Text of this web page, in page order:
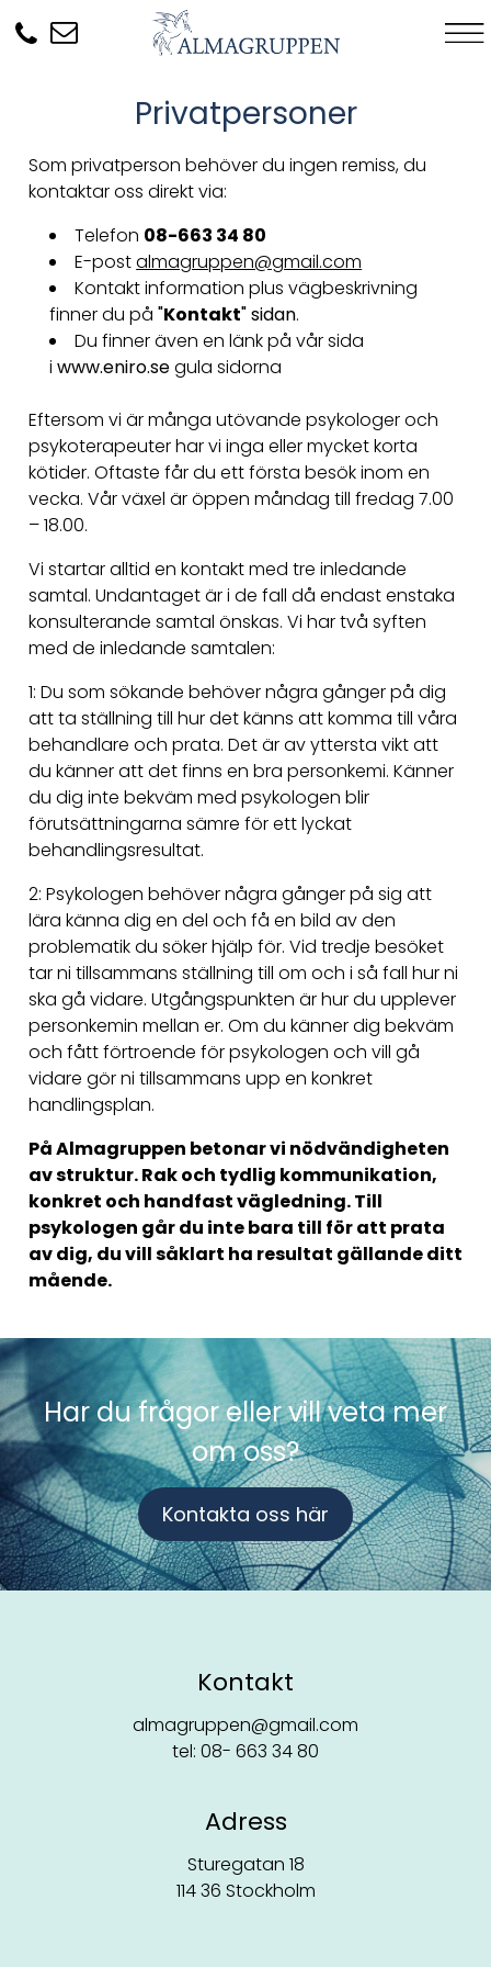
Privatpersoner
Som privatperson behöver du ingen remiss, du
kontaktar oss direkt via:
Telefon 08-663 34 80
E-postalmagruppen@gmail.com
Kontakt information plus vägbeskrivning
finner du på"Kontakt" sidan.
Du finner även en länk på vår sida
iwww.eniro.segula sidorna
Eftersom vi är många utövande psykologer och
psykoterapeuter har vi inga eller mycket korta
kötider. Oftaste får du ett första besök inom en
vecka. Vår växel är öppen måndag till fredag 7.00
– 18.00.
Vi startar alltid en kontakt med tre inledande
samtal. Undantaget är i de fall då endast enstaka
konsulterande samtal önskas. Vi har två syften
med de inledande samtalen:
1: Du som sökande behöver några gånger på dig
att ta ställning till hur det känns att komma till våra
behandlare och prata. Det är av yttersta vikt att
du känner att det finns en bra personkemi. Känner
du dig inte bekväm med psykologen blir
förutsättningarna sämre för ett lyckat
behandlingsresultat.
2: Psykologen behöver några gånger på sig att
lära känna dig en del och få en bild av den
problematik du söker hjälp för. Vid tredje besöket
tar ni tillsammans ställning till om och i så fall hur ni
ska gå vidare. Utgångspunkten är hur du upplever
personkemin mellan er. Om du känner dig bekväm
och fått förtroende för psykologen och vill gå
vidare gör ni tillsammans upp en konkret
handlingsplan.
På Almagruppen betonar vi nödvändigheten
av struktur. Rak och tydlig kommunikation,
konkret och handfast vägledning. Till
psykologen går du inte bara till för att prata
av dig, du vill såklart ha resultat gällande ditt
mående.
Har du frågor eller vill veta mer
om oss?
Kontakta oss här
Kontakt
almagruppen@gmail.com
tel: 08- 663 34 80
Adress
Sturegatan 18
114 36 Stockholm